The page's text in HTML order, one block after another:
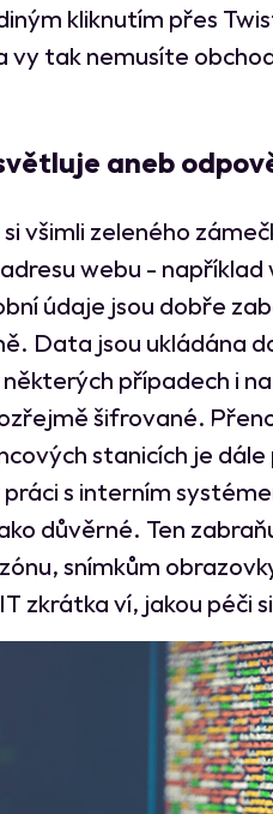
kliknutím přes
vy tak nemusíte
aneb
všimli zeleného
webu -
údaje jsou dobře
Data jsou ukládána
případech i
šifrované.
stanicích je
s interním
důvěrné. Ten
snímkům
zkrátka ví, jakou péči